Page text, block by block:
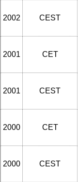
2002 CEST
2001 CET
2001 CEST
2000 CET
2000 CEST